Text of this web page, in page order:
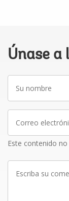
Únase a
nombre
electrónico
Este contenido